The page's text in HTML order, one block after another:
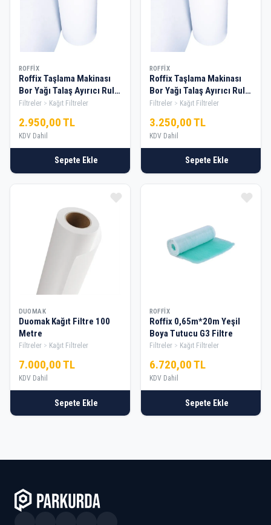
ROFFIX
Roffix Taşlama Makinası
Bor Yağı Talaş Ayırıcı Rulo
Kağıt Filtre — 70cm
Filtreler Kağıt Filtreler
2.950,00 TL
KDV Dahil
Sepete Ekle
ROFFIX
Roffix Taşlama Makinası
Bor Yağı Talaş Ayırıcı Rulo
Kağıt Filtre — 100cm
Filtreler Kağıt Filtreler
3.250,00 TL
KDV Dahil
Sepete Ekle
DUOMAK
Duomak Kağıt Filtre 100
Metre
Filtreler Kağıt Filtreler
7.000,00 TL
KDV Dahil
Sepete Ekle
ROFFIX
Roffix 0,65m*20m Yeşil
Boya Tutucu G3 Filtre
Filtreler Kağıt Filtreler
6.720,00 TL
KDV Dahil
Sepete Ekle